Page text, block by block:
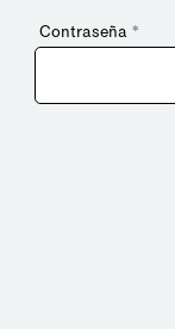
Contraseña *